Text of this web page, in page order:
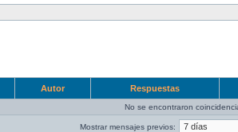
Autor Respuestas
No se encontraron
Mostrar mensajes previos: